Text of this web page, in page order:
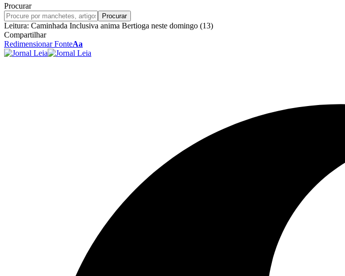
Procurar
Leitura: Caminhada Inclusiva anima Bertioga neste domingo (13)
Compartilhar
Redimensionar FonteAa